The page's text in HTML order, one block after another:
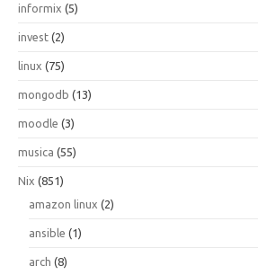
informix (5)
invest (2)
linux (75)
mongodb (13)
moodle (3)
musica (55)
Nix (851)
amazon linux (2)
ansible (1)
arch (8)